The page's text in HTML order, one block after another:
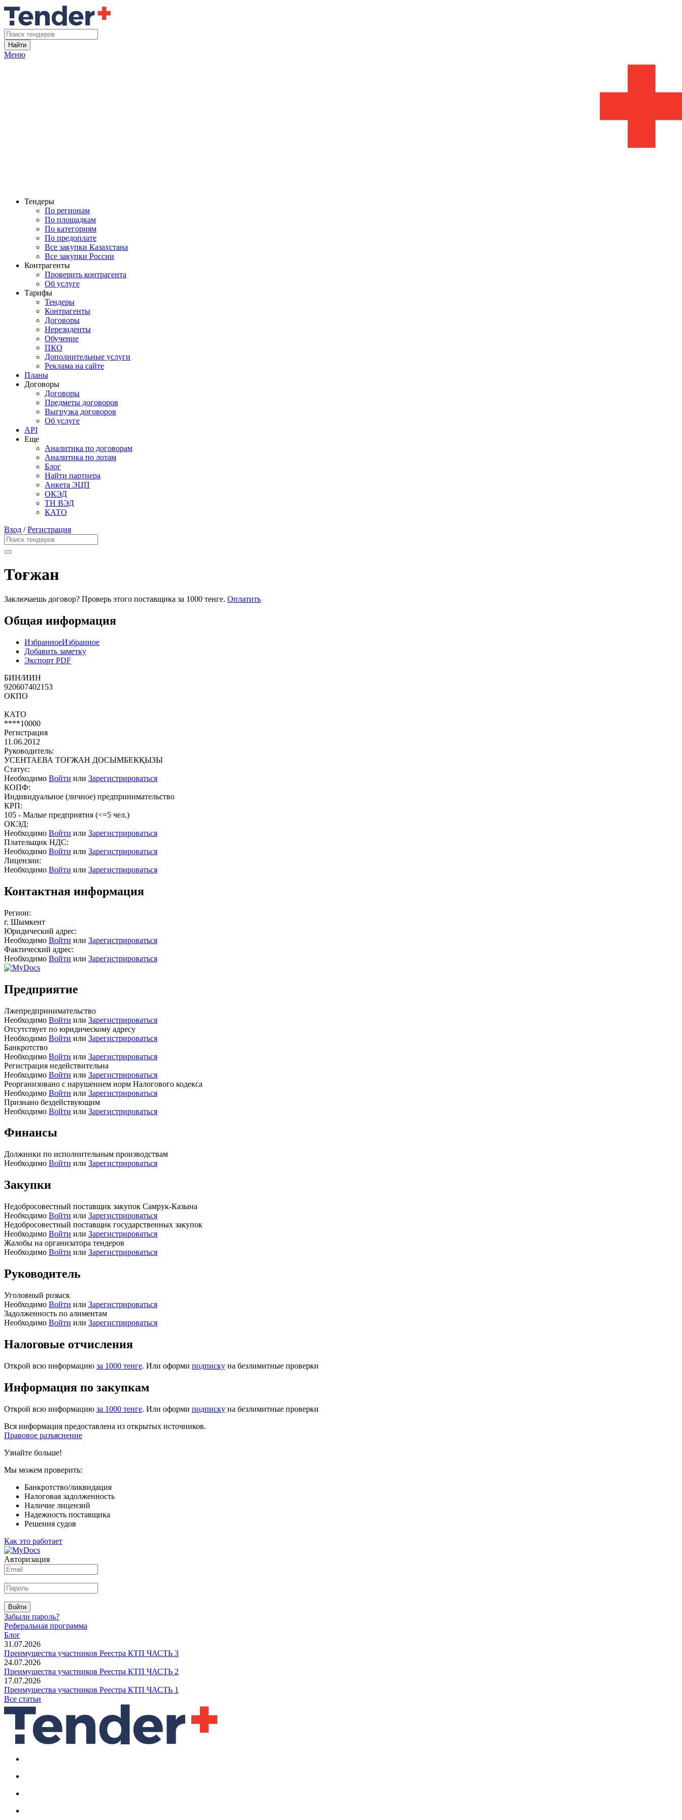
Найти
Меню
Тендеры
По регионам
По площадкам
По категориям
По предоплате
Все закупки Казахстана
Все закупки России
Контрагенты
Проверить контрагента
Об услуге
Тарифы
Тендеры
Контрагенты
Договоры
Нерезиденты
Обучение
ПКО
Дополнительные услуги
Реклама на сайте
Планы
Договоры
Договоры
Предметы договоров
Выгрузка договоров
Об услуге
API
Еще
Аналитика по договорам
Аналитика по лотам
Блог
Найти партнера
Анкета ЭЦП
ОКЭД
ТН ВЭД
КАТО
Вход /Регистрация
Тоғжан
Заключаешь договор? Проверь этого поставщика за 1000 тенге. Оплатить
Общая информация
ИзбранноеИзбранное
Добавить заметку
Экспорт PDF
БИН/ИИН
920607402153
ОКПО
КАТО
****10000
Регистрация
11.06.2012
Руководитель:
УСЕНТАЕВА ТОҒЖАН ДОСЫМБЕКҚЫЗЫ
Статус:
Необходимо Войти или Зарегистрироваться
КОПФ:
Индивидуальное (личное) предпринимательство
КРП:
105 - Малые предприятия (<=5 чел.)
ОКЭД:
Необходимо Войти или Зарегистрироваться
Плательщик НДС:
Необходимо Войти или Зарегистрироваться
Лицензии:
Необходимо Войти или Зарегистрироваться
Контактная информация
Регион:
г. Шымкент
Юридический адрес:
Необходимо Войти или Зарегистрироваться
Фактический адрес:
Необходимо Войти или Зарегистрироваться
Предприятие
Лжепредпринимательство
Необходимо Войти или Зарегистрироваться
Отсутствует по юридическому адресу
Необходимо Войти или Зарегистрироваться
Банкротство
Необходимо Войти или Зарегистрироваться
Регистрация недействительна
Необходимо Войти или Зарегистрироваться
Реорганизовано с нарушением норм Налогового кодекса
Необходимо Войти или Зарегистрироваться
Признано бездействующим
Необходимо Войти или Зарегистрироваться
Финансы
Должники по исполнительным производствам
Необходимо Войти или Зарегистрироваться
Закупки
Недобросовестный поставщик закупок Самрук-Казына
Необходимо Войти или Зарегистрироваться
Недобросовестный поставщик государственных закупок
Необходимо Войти или Зарегистрироваться
Жалобы на организатора тендеров
Необходимо Войти или Зарегистрироваться
Руководитель
Уголовный розыск
Необходимо Войти или Зарегистрироваться
Задолженность по алиментам
Необходимо Войти или Зарегистрироваться
Налоговые отчисления
Открой всю информацию за 1000 тенге. Или оформи подписку на безлимитные проверки
Информация по закупкам
Открой всю информацию за 1000 тенге. Или оформи подписку на безлимитные проверки
Вся информация предоставлена из открытых источников.
Правовое разъяснение
Узнайте больше!
Мы можем проверить:
Банкротство/ликвидация
Налоговая задолженность
Наличие лицензий
Надежность поставщика
Решения судов
Как это работает
Авторизация
Войти
Забыли пароль?
Реферальная программа
Блог
31.07.2026
Преимущества участников Реестра КТП ЧАСТЬ 3
24.07.2026
Преимущества участников Реестра КТП ЧАСТЬ 2
17.07.2026
Преимущества участников Реестра КТП ЧАСТЬ 1
Все статьи